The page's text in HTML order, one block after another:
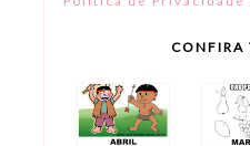
CONFIRA